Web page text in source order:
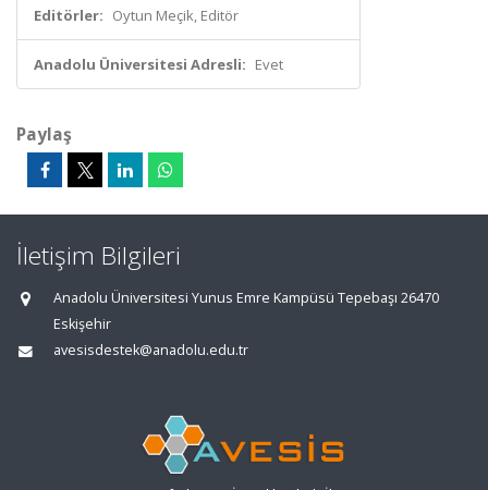
Editörler: Oytun Meçik, Editör
Anadolu Üniversitesi Adresli: Evet
Paylaş
İletişim Bilgileri
Anadolu Üniversitesi Yunus Emre Kampüsü Tepebaşı 26470
Eskişehir
avesisdestek@anadolu.edu.tr